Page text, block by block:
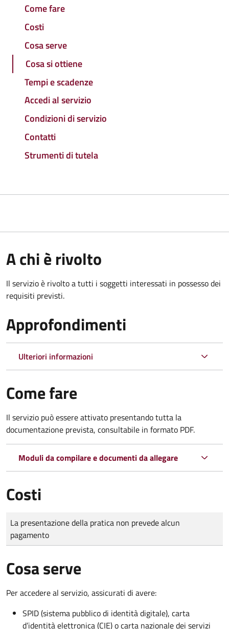
Come fare
Costi
Cosa serve
Cosa si ottiene
Tempi e scadenze
Accedi al servizio
Condizioni di servizio
Contatti
Strumenti di tutela
A chi è rivolto
Il servizio è rivolto a tutti i soggetti interessati in possesso dei
requisiti previsti.
Approfondimenti
Ulteriori informazioni
Come fare
Il servizio può essere attivato presentando tutta la
documentazione prevista, consultabile in formato PDF.
Moduli da compilare e documenti da allegare
Costi
Tipo di pagamento
Importo
La presentazione della pratica non prevede alcun
pagamento
Cosa serve
Per accedere al servizio, assicurati di avere:
SPID (sistema pubblico di identità digitale), carta
d’identità elettronica (CIE) o carta nazionale dei servizi